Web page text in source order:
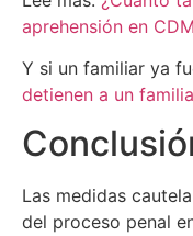
aprehensión en
Y si un familiar ya
detienen a un
Las medidas
del proceso penal